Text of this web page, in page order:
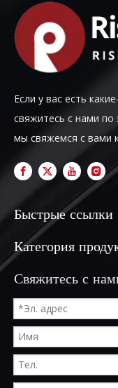
Если у вас есть
свяжитесь с нами по
мы свяжемся с вами
Быстрые ссылки
Категория
Свяжитесь с